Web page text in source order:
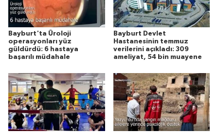
Bayburt'ta Üroloji
operasyonları yüz
güldürdü: 6 hastaya
başarılı müdahale
Bayburt Devlet
Hastanesinin temmuz
verilerini açıkladı: 309
ameliyat, 54 bin muayene